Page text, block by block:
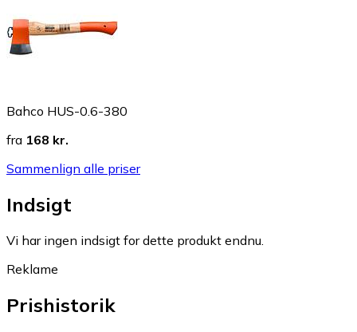
Bahco HUS-0.6-380
fra 168 kr.
Sammenlign alle priser
Indsigt
Vi har ingen indsigt for dette produkt endnu.
Reklame
Prishistorik